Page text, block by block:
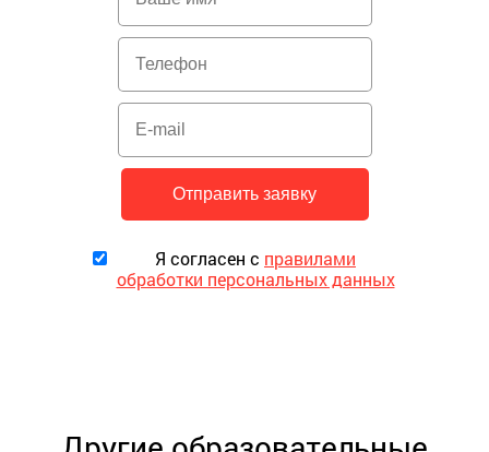
Я согласен с правилами
обработки персональных данных